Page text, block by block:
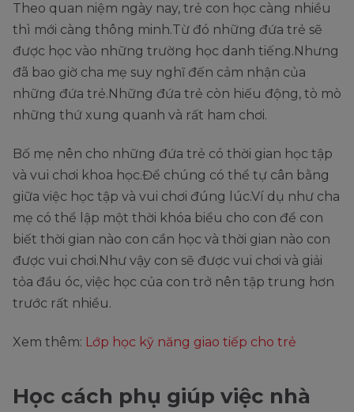
Theo quan niệm ngày nay, trẻ con học càng nhiều
thì mới càng thông minh.Từ đó những đứa trẻ sẽ
được học vào những trường học danh tiếng.Nhưng
đã bao giờ cha mẹ suy nghĩ đến cảm nhận của
những đứa trẻ.Những đứa trẻ còn hiếu động, tò mò
những thứ xung quanh và rất ham chơi.
Bố mẹ nên cho những đứa trẻ có thời gian học tập
và vui chơi khoa học.Để chúng có thể tự cân bằng
giữa việc học tập và vui chơi đúng lúc.Ví dụ như cha
mẹ có thể lập một thời khóa biểu cho con để con
biết thời gian nào con cần học và thời gian nào con
được vui chơi.Như vậy con sẽ được vui chơi và giải
tỏa đầu óc, việc học của con trở nên tập trung hơn
trước rất nhiều.
Xem thêm: Lớp học kỹ năng giao tiếp cho trẻ
Học cách phụ giúp việc nhà